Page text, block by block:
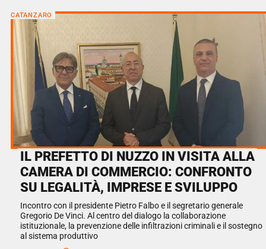
CATANZARO
IL PREFETTO DI NUZZO IN VISITA ALLA
CAMERA DI COMMERCIO: CONFRONTO
SU LEGALITÀ, IMPRESE E SVILUPPO
Incontro con il presidente Pietro Falbo e il segretario generale
Gregorio De Vinci. Al centro del dialogo la collaborazione
istituzionale, la prevenzione delle infiltrazioni criminali e il sostegno
al sistema produttivo